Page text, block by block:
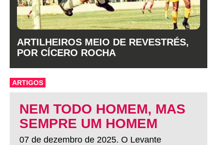
ARTILHEIROS MEIO DE REVESTRÉS,
POR CÍCERO ROCHA
ARTIGOS
NEM TODO HOMEM, MAS
SEMPRE UM HOMEM
07 de dezembro de 2025. O Levante